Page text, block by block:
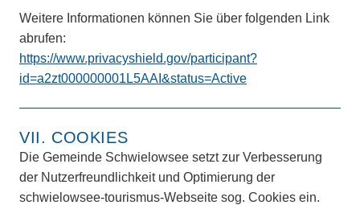
Weitere Informationen können Sie über folgenden Link
abrufen:
https://www.privacyshield.gov/participant?
id=a2zt000000001L5AAI&status=Active
VII. COOKIES
Die Gemeinde Schwielowsee setzt zur Verbesserung
der Nutzerfreundlichkeit und Optimierung der
schwielowsee-tourismus-Webseite sog. Cookies ein.